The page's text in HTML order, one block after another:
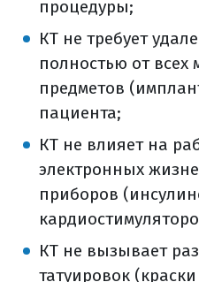
процедуры;
КТ не требует
полностью от всех
предметов
пациента;
КТ не влияет на
электронных
приборов
КТ не вызывает
татуировок